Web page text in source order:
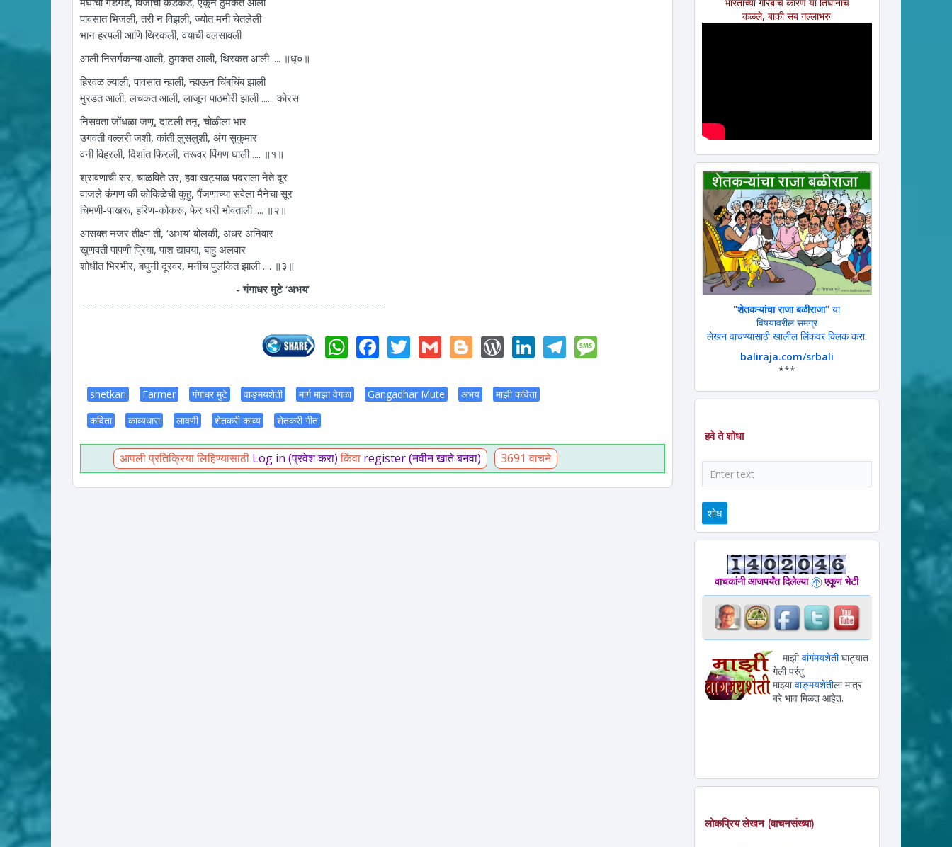
पावसात भिजली, तरी न विझली, ज्योत मनी चेतलेली
भान हरपली आणि थिरकली, वयाची वलसावली
आली निसर्गकन्या आली, ठुमकत आली, थिरकत आली .... ॥धृ०॥
हिरवळ ल्याली, पावसात न्हाली, न्हाऊन चिंबचिंब झाली
मुरडत आली, लचकत आली, लाजून पाठमोरी झाली ...... कोरस
निसवता जोंधळा जणू, दाटली तनू, चोळीला भार
उगवती वल्लरी जशी, कांती लुसलुशी, अंग सुकुमार
वनी विहरली, दिशांत फिरली, तरूवर पिंगण घाली .... ॥१॥
श्रावणाची सर, चाळविते उर, हवा खट्याळ पदराला नेते दूर
वाजले कंगण की कोकिळेची कुहु, पैंजणाच्या सवेला मैनेचा सूर
चिमणी-पाखरू, हरिण-कोकरू, फेर धरी भोवताली .... ॥२॥
आसक्त नजर तीक्ष्ण ती, ‘अभय’ बोलकी, अधर अनिवार
खुणवती पापणी प्रिया, पाश द्यावया, बाहु अलवार
शोधीत भिरभीर, बघुनी दूरवर, मनीच पुलकित झाली .... ॥३॥
- गंगाधर मुटे ‘अभय’
------------------------------------------------------------------------
shetkari Farmer गंगाधर मुटे वाङ्मयशेती मार्ग माझा वेगळा Gangadhar Mute अभय
माझी कविता
कविता
काव्यधारा लावणी शेतकरी काव्य शेतकरी गीत
WhatsApp
Facebook
Twitter
GmailBlogger
WordPress
LinkedIn
Telegram
आपली प्रतिक्रिया लिहिण्यासाठी Log in (प्रवेश करा)किंवा register (नवीन खाते बनवा) 3691 वाचने
कळले, बाकी सब गल्लाभरु
"शेतकऱ्यांचा राजा बळीराजा" या
विषयावरील समग्र
लेखन वाचण्यासाठी खालील लिंकवर क्लिक करा.
baliraja.com/srbali
***
हवे ते शोधा
शोध
वाचकांनी आजपर्यंत दिलेल्या एकूण भेटी
माझीवांगंमयशेतीघाट्यात
गेली परंतु
माझ्यावाङ्मयशेतीला मात्र
बरे भाव मिळत आहेत.
लोकप्रिय लेखन (वाचनसंख्या)